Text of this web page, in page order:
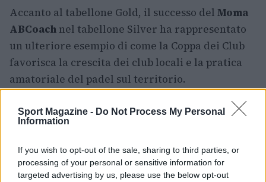
Sport Magazine - Do Not Process My Personal
Information
If you wish to opt-out of the sale, sharing to third parties, or
processing of your personal or sensitive information for
targeted advertising by us, please use the below opt-out
Accanto al tabellone Gold, il successo del Moma
ABCoach nel tabellone Silver ha rappresentato
un ulteriore esempio di come la Coppa dei Club
favorisca la crescita dei club locali e la pratica
amatoriale del padel sul territorio.
La finale nazionale all’11ma edizioneha quindi
saputo coniugare competizione agonistica e
Portuensi alla vetrina internazionale del padel
mixto, passando per il riconoscimento delle